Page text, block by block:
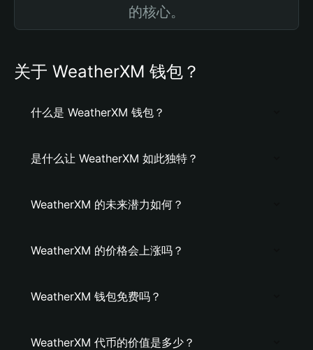
的核心。
关于 WeatherXM 钱包？
什么是 WeatherXM 钱包？
是什么让 WeatherXM 如此独特？
WeatherXM 的未来潜力如何？
WeatherXM 的价格会上涨吗？
WeatherXM 钱包免费吗？
WeatherXM 代币的价值是多少？